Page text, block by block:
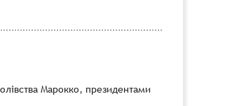
Марокко, президентами